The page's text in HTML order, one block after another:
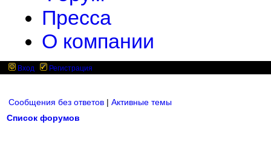
Пресса
О компании
Вход Регистрация
Сообщения без ответов | Активные темы
Список форумов